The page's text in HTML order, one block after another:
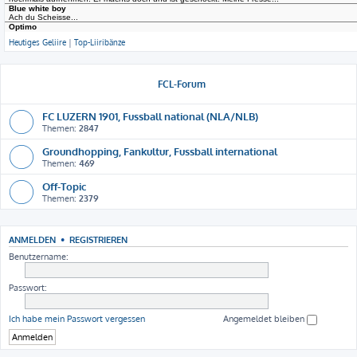
Heutiges Geliire | Top-Liiribänze
FCL-Forum
FC LUZERN 1901, Fussball national (NLA/NLB)
Themen: 2847
Groundhopping, Fankultur, Fussball international
Themen: 469
Off-Topic
Themen: 2379
ANMELDEN • REGISTRIEREN
Benutzername:
Passwort:
Ich habe mein Passwort vergessen Angemeldet bleiben